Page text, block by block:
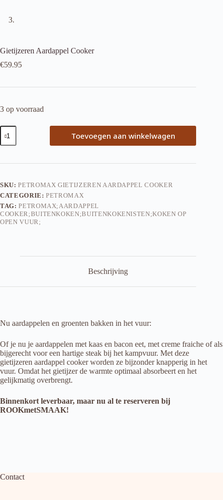
Gietijzeren Aardappel Cooker
€59.95
3 op voorraad
Gietijzeren
Aardappel
Cooker
Toevoegen aan winkelwagen
SKU:PETROMAX GIETIJZEREN AARDAPPEL COOKER
CATEGORIE:PETROMAX
TAG:PETROMAX;AARDAPPEL
COOKER;BUITENKOKEN;BUITENKOKENISTEN;KOKEN OP
OPEN VUUR;
Beschrijving
Nu aardappelen en groenten bakken in het vuur:
Of je nu je aardappelen met kaas en bacon eet, met creme fraiche of als
bijgerecht voor een hartige steak bij het kampvuur. Met deze
gietijzeren aardappel cooker worden ze bijzonder knapperig in het
vuur. Omdat het gietijzer de warmte optimaal absorbeert en het
gelijkmatig overbrengt.
Binnenkort leverbaar, maar nu al te reserveren bij
ROOKmetSMAAK!
Contact